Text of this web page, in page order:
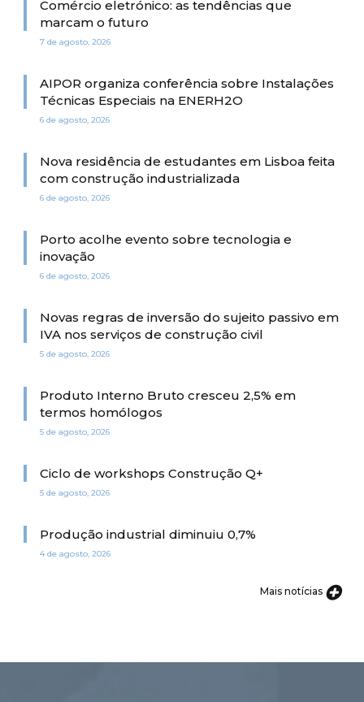
Comércio eletrónico: as tendências que
marcam o futuro
7 de agosto, 2026
AIPOR organiza conferência sobre Instalações
Técnicas Especiais na ENERH2O
6 de agosto, 2026
Nova residência de estudantes em Lisboa feita
com construção industrializada
6 de agosto, 2026
Porto acolhe evento sobre tecnologia e
inovação
6 de agosto, 2026
Novas regras de inversão do sujeito passivo em
IVA nos serviços de construção civil
5 de agosto, 2026
Produto Interno Bruto cresceu 2,5% em
termos homólogos
5 de agosto, 2026
Ciclo de workshops Construção Q+
5 de agosto, 2026
Produção industrial diminuiu 0,7%
4 de agosto, 2026
Mais notícias